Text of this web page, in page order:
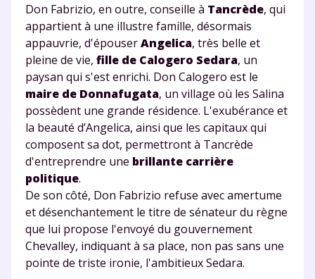
Don Fabrizio, en outre, conseille à Tancrède, qui
appartient à une illustre famille, désormais
appauvrie, d'épouserAngelica, très belle et
pleine de vie, fille de Calogero Sedara, un
paysan qui s'est enrichi. Don Calogero est le
maire de Donnafugata, un village où les Salina
possèdent une grande résidence. L'exubérance et
la beauté d’Angelica, ainsi que les capitaux qui
composent sa dot, permettront à Tancrède
d'entreprendre une brillante carrière
politique.
De son côté, Don Fabrizio refuse avec amertume
et désenchantement le titre de sénateur du règne
que lui propose l'envoyé du gouvernement
Chevalley, indiquant à sa place, non pas sans une
pointe de triste ironie, l'ambitieux Sedara.